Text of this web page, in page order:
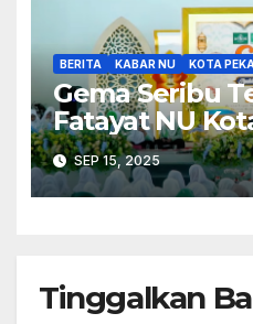
BERITA KABAR NU KOTA
Gema Seribu
Fatayat NU
Suguhkan
Klasik
SEP 15, 2025
Tinggalkan